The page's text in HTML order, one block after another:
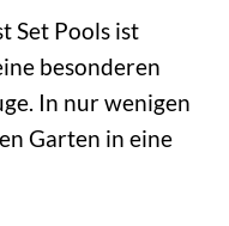
Set Pools ist
besonderen
In nur wenigen
Garten in eine